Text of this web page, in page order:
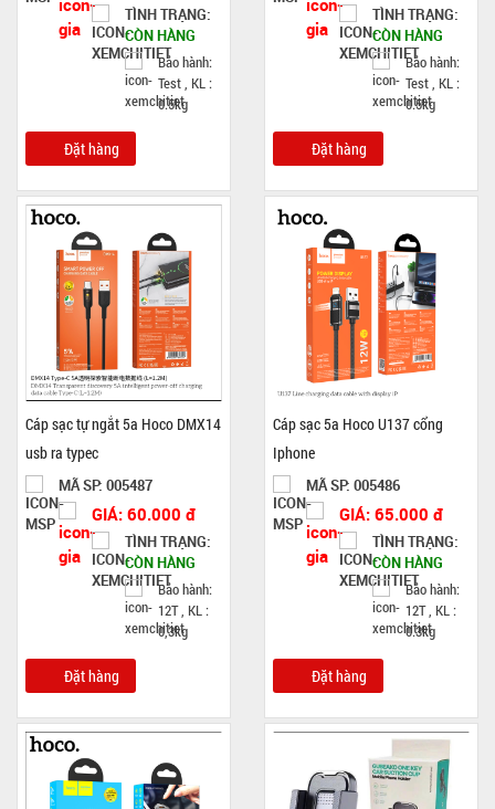
TÌNH TRẠNG:
CÒN HÀNG
Bảo hành:
Test , KL :
0.5kg
Đặt hàng
TÌNH TRẠNG:
CÒN HÀNG
Bảo hành:
Test , KL :
0.5kg
Đặt hàng
Cáp sạc tự ngắt 5a Hoco DMX14
usb ra typec
MÃ SP: 005487
GIÁ: 60.000 đ
TÌNH TRẠNG:
CÒN HÀNG
Bảo hành:
12T , KL :
0,3kg
Đặt hàng
Cáp sạc 5a Hoco U137 cổng
Iphone
MÃ SP: 005486
GIÁ: 65.000 đ
TÌNH TRẠNG:
CÒN HÀNG
Bảo hành:
12T , KL :
0.3kg
Đặt hàng